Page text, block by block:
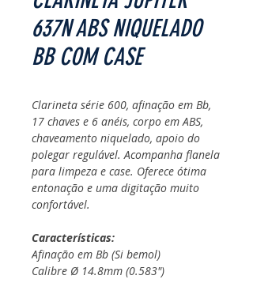
637N ABS NIQUELADO
BB COM CASE
Clarineta série 600, afinação em Bb,
17 chaves e 6 anéis, corpo em ABS,
chaveamento niquelado, apoio do
polegar regulável. Acompanha flanela
para limpeza e case. Oferece ótima
entonação e uma digitação muito
confortável.
Características:
Afinação em Bb (Si bemol)
Calibre Ø 14.8mm (0.583")